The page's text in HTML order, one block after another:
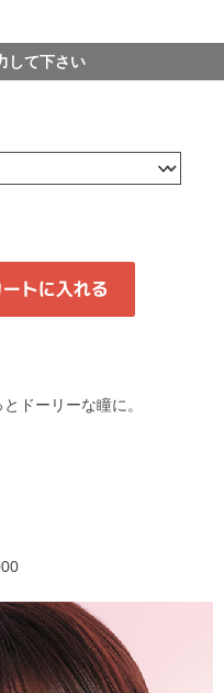
して下さい
ドーリーな瞳に。